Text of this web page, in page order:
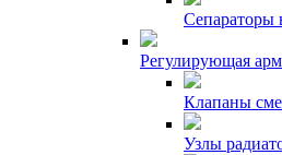
Сепараторы
Регулирующая
Клапаны
Узлы